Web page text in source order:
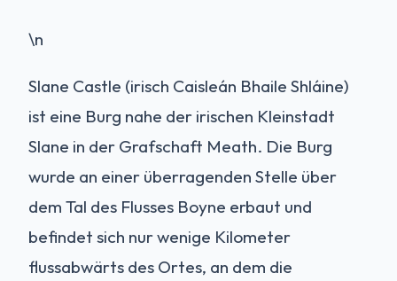
\n
Slane Castle (irisch Caisleán Bhaile Shláine)
ist eine Burg nahe der irischen Kleinstadt
Slane in der Grafschaft Meath. Die Burg
wurde an einer überragenden Stelle über
dem Tal des Flusses Boyne erbaut und
befindet sich nur wenige Kilometer
flussabwärts des Ortes, an dem die